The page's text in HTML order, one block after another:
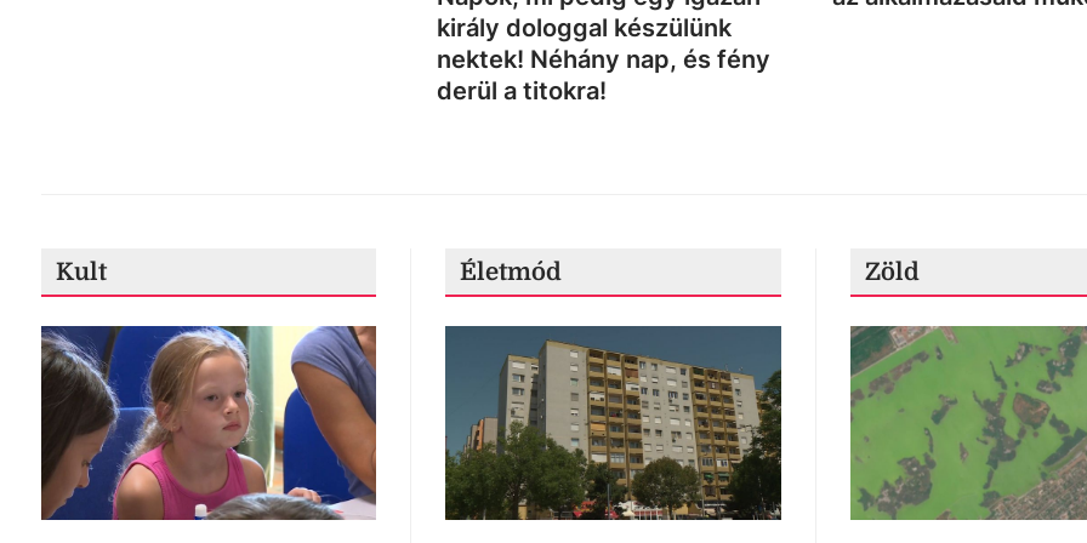
király dologgal készülünk
nektek! Néhány nap, és fény
derül a titokra!
Kult Életmód Zöld